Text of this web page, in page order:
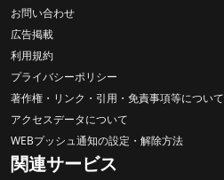
お問い合わせ
広告掲載
利用規約
プライバシーポリシー
著作権・リンク・引用・免責事項等について
アクセスデータについて
WEBプッシュ通知の設定・解除方法
関連サービス